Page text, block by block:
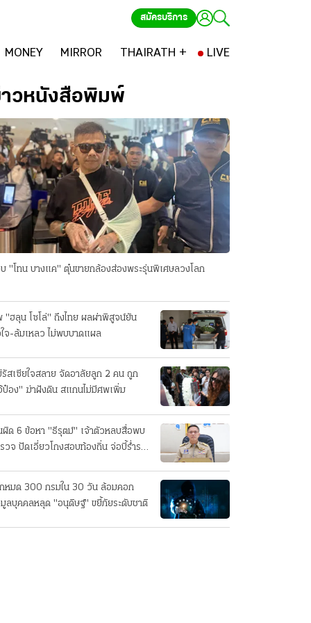
สมัครบริการ
MONEY MIRROR THAIRATH + LIVE
วหนังสือพิมพ์
"โทน บางแค" ตุ๋นขายกล้องส่องพระรุ่นพิเศษลวงโลก
"ฮลุน โซโล่" ถึงไทย ผลผ่าพิสูจน์ยัน
จ-ล้มเหลว ไม่พบบาดแผล
สเซียใจสลาย จัดอาลัยลูก 2 คน ถูก
ป๋อง" ฆ่าฝังดิน สแกนไม่มีศพเพิ่ม
ด 6 ข้อหา "ธีรุตม์" เจ้าตัวหลบสื่อพบ
วจ ปัดเอี่ยวโกงสอบท้องถิ่น จ่อบี้รํ่ารวย
กหมด 300 กรมใน 30 วัน ล้อมคอก
ลบุคคลหลุด "อนุดิษฐ์" ขยี้ภัยระดับชาติ